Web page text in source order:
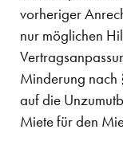
vorheriger
nur möglichen
Minderung nach
auf die
Miete für den